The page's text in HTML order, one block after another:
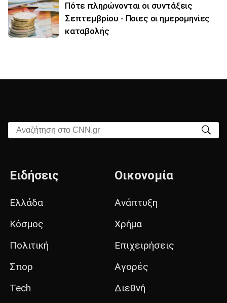
Πότε πληρώνονται οι συντάξεις
Σεπτεμβρίου - Ποιες οι ημερομηνίες
καταβολής
Αναζήτηση στο CNN.gr
Ειδήσεις
Ελλάδα
Κόσμος
Πολιτική
Σπορ
Tech
Οικονομία
Ανάπτυξη
Χρήμα
Επιχειρήσεις
Αγορές
Διεθνή